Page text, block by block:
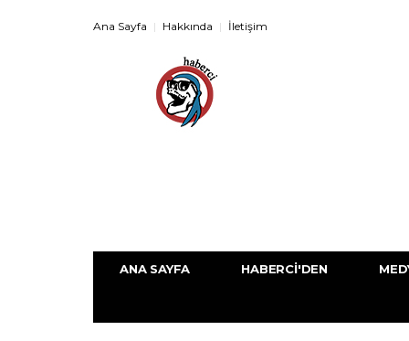
Ana Sayfa Hakkında İletişim
ANA SAYFA HABERCI'DEN